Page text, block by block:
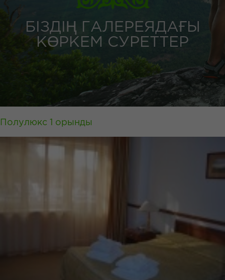
БІЗДІҢ ГАЛЕРЕЯДАҒЫ
КӨРКЕМ СУРЕТТЕР
Полулюкс 1 орынды